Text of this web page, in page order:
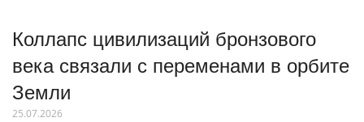
Коллапс цивилизаций бронзового
века связали с переменами в орбите
Земли
25.07.2026